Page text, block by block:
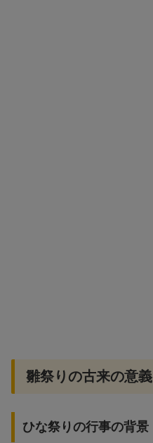
雛祭りの古来の意義
ひな祭りの行事の背景